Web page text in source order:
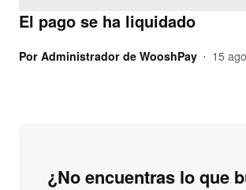
El pago se ha liquidado
Por Administrador de WooshPay • 15 ago
¿No encuentras lo que